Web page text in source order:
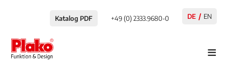
Katalog PDF +49 (0) 2333.9680-0 DE EN
≡